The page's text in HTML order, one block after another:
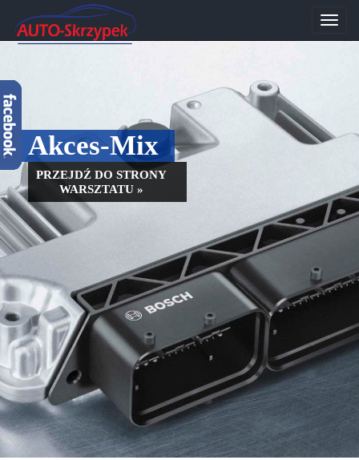
Akces-Mix
PRZEJDŹ DO STRONY
WARSZTATU »